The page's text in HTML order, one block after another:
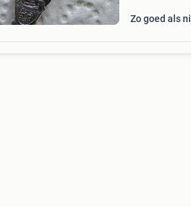
Zo goed als